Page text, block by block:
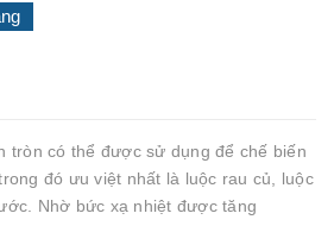
tròn có thể được sử dụng để chế biến
đó ưu việt nhất là luộc rau củ, luộc
Nhờ bức xạ nhiệt được tăng